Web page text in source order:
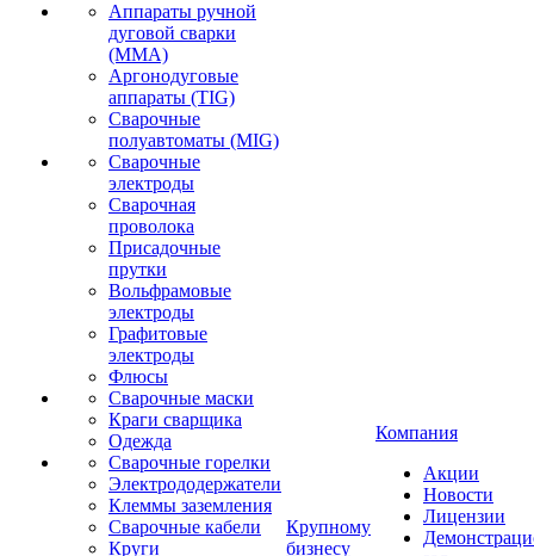
Аппараты ручной
дуговой сварки
(MMA)
Аргонодуговые
аппараты (TIG)
Сварочные
полуавтоматы (MIG)
Сварочные
электроды
Сварочная
проволока
Присадочные
прутки
Вольфрамовые
электроды
Графитовые
электроды
Флюсы
Сварочные маски
Краги сварщика
Одежда
Сварочные горелки
Электрододержатели
Клеммы заземления
Сварочные кабели
Круги
Крупному
бизнесу
Компания
Акции
Новости
Лицензии